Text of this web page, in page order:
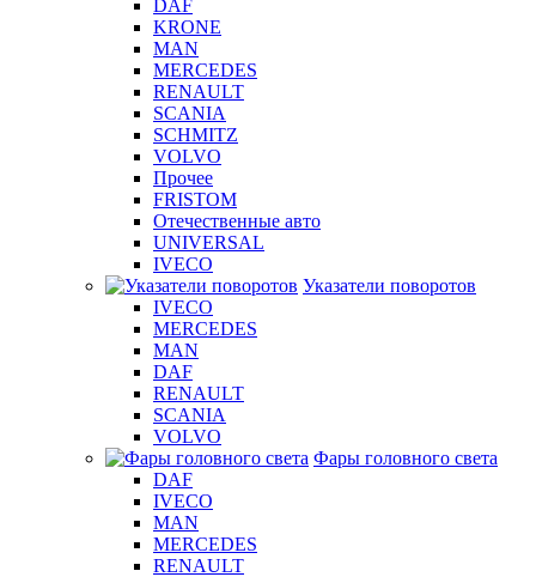
DAF
KRONE
MAN
MERCEDES
RENAULT
SCANIA
SCHMITZ
VOLVO
Прочее
FRISTOM
Отечественные авто
UNIVERSAL
IVECO
Указатели поворотов
IVECO
MERCEDES
MAN
DAF
RENAULT
SCANIA
VOLVO
Фары головного света
DAF
IVECO
MAN
MERCEDES
RENAULT